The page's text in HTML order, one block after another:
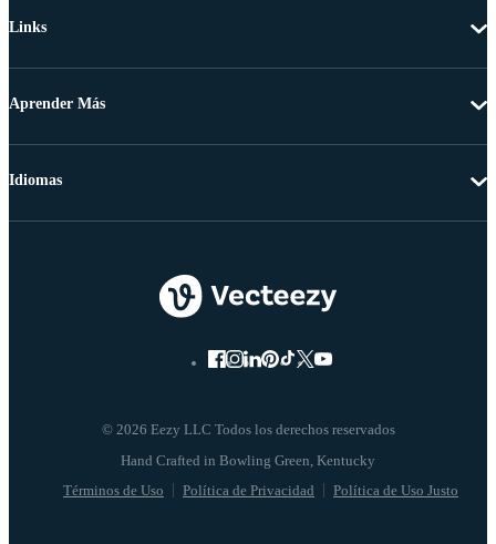
Links
Aprender Más
© 2026 Eezy LLC Todos los derechos reservados
Términos de Uso Política de Privacidad Política de Uso Justo
Idiomas